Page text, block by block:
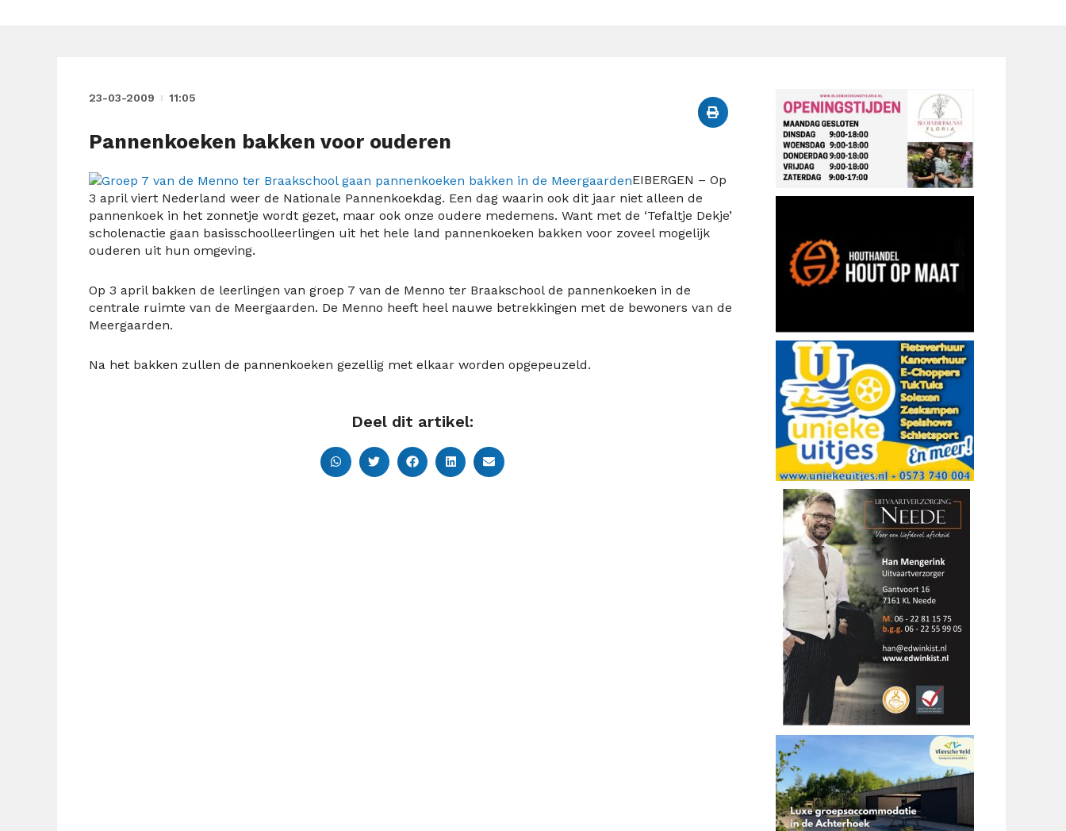
23-03-2009 11:05
Pannenkoeken bakken voor ouderen
EIBERGEN – Op
3 april viert Nederland weer de Nationale Pannenkoekdag. Een dag waarin ook dit jaar niet alleen de
pannenkoek in het zonnetje wordt gezet, maar ook onze oudere medemens. Want met de ‘Tefaltje Dekje’
scholenactie gaan basisschoolleerlingen uit het hele land pannenkoeken bakken voor zoveel mogelijk
ouderen uit hun omgeving.
Op 3 april bakken de leerlingen van groep 7 van de Menno ter Braakschool de pannenkoeken in de
centrale ruimte van de Meergaarden. De Menno heeft heel nauwe betrekkingen met de bewoners van de
Meergaarden.
Na het bakken zullen de pannenkoeken gezellig met elkaar worden opgepeuzeld.
Deel dit artikel: